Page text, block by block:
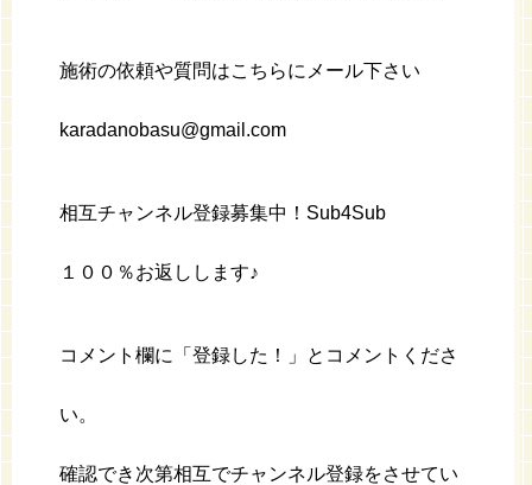
施術の依頼や質問はこちらにメール下さい
karadanobasu@gmail.com
相互チャンネル登録募集中！Sub4Sub
１００％お返しします♪
コメント欄に「登録した！」とコメントくださ
い。
確認でき次第相互でチャンネル登録をさせてい